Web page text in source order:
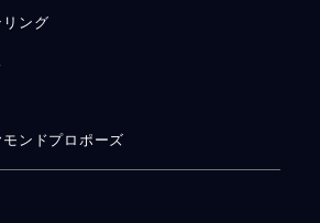
リング
モンドプロポーズ